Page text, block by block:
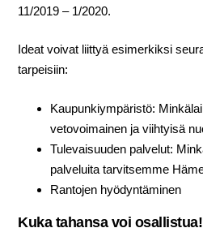
11/2019 – 1/2020.
Ideat voivat liittyä esimerkiksi
tarpeisiin:
Kaupunkiympäristö:
vetovoimainen ja viihtyisä
Tulevaisuuden palvelut:
palveluita tarvitsemme
Rantojen hyödyntäminen
Kuka tahansa voi osallistua!